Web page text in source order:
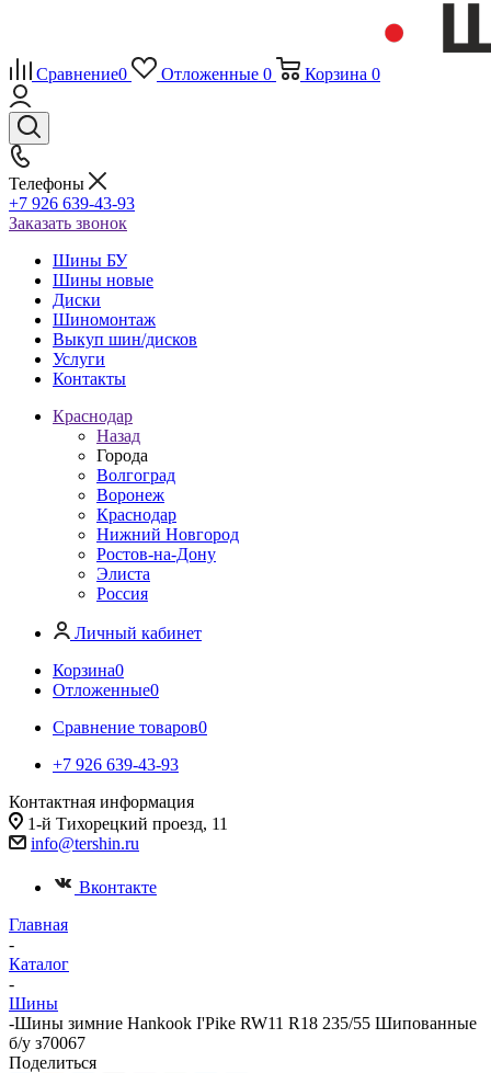
Сравнение0 Отложенные 0 Корзина 0
Телефоны
+7 926 639-43-93
Заказать звонок
Шины БУ
Шины новые
Диски
Шиномонтаж
Выкуп шин/дисков
Услуги
Контакты
Краснодар
Назад
Города
Волгоград
Воронеж
Краснодар
Нижний Новгород
Ростов-на-Дону
Элиста
Россия
Личный кабинет
Корзина0
Отложенные0
Сравнение товаров0
+7 926 639-43-93
Контактная информация
1-й Тихорецкий проезд, 11
info@tershin.ru
Вконтакте
Главная
-
Каталог
-
Шины
-Шины зимние Hankook I'Pike RW11 R18 235/55 Шипованные
б/у з70067
Поделиться